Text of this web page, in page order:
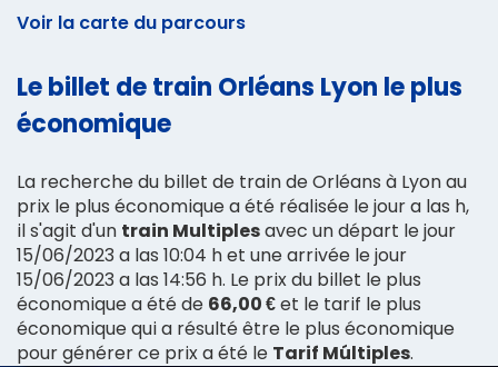
Voir la carte du parcours
Le billet de train Orléans Lyon le plus
économique
La recherche du billet de train de Orléans à Lyon au
prix le plus économique a été réalisée le jour a las h,
il s'agit d'un train Multiplesavec un départ le jour
15/06/2023 a las 10:04 h et une arrivée le jour
15/06/2023 a las 14:56 h. Le prix du billet le plus
économique a été de 66,00 €et le tarif le plus
économique qui a résulté être le plus économique
pour générer ce prix a été le Tarif Múltiples.